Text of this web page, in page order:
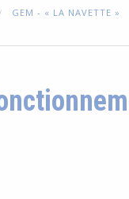
GEM - « LA NAVETTE »